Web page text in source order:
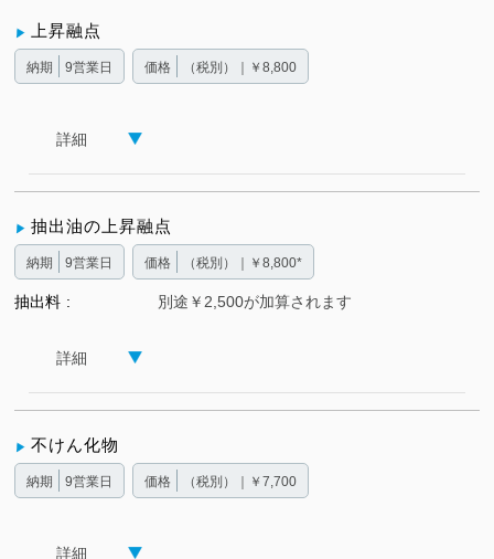
上昇融点
納期 9営業日 価格 （税別）｜￥8,800
詳細
抽出油の上昇融点
納期 9営業日 価格 （税別）｜￥8,800*
抽出料 別途￥2,500が加算されます
詳細
不けん化物
納期 9営業日 価格 （税別）｜￥7,700
詳細